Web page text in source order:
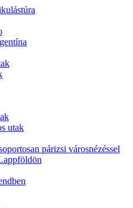
utak
párizsi városnézéssel